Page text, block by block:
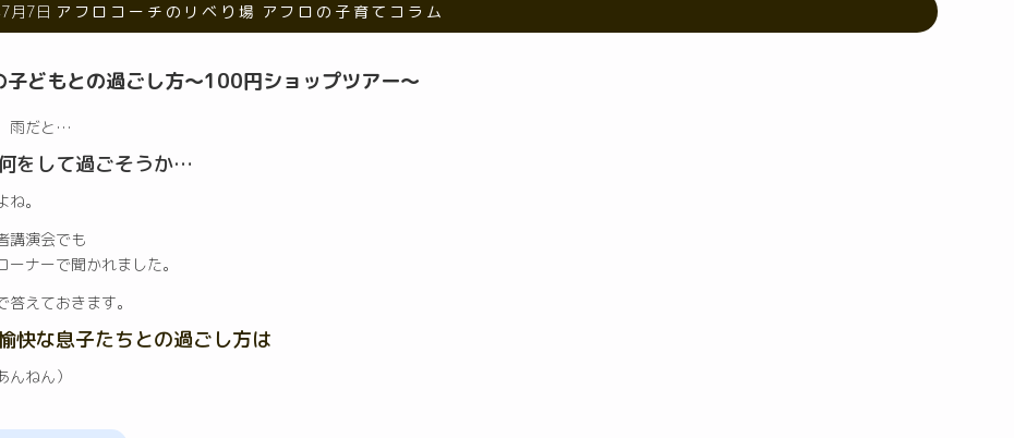
月7日 アフロコーチのリベり場 アフロの子育てコラム
子どもとの過ごし方〜100円ショップツアー〜
雨だと…
をして過ごそうか…
。
講演会でも
ーナーで聞かれました。
答えておきます。
快な息子たちとの過ごし方は
んねん）